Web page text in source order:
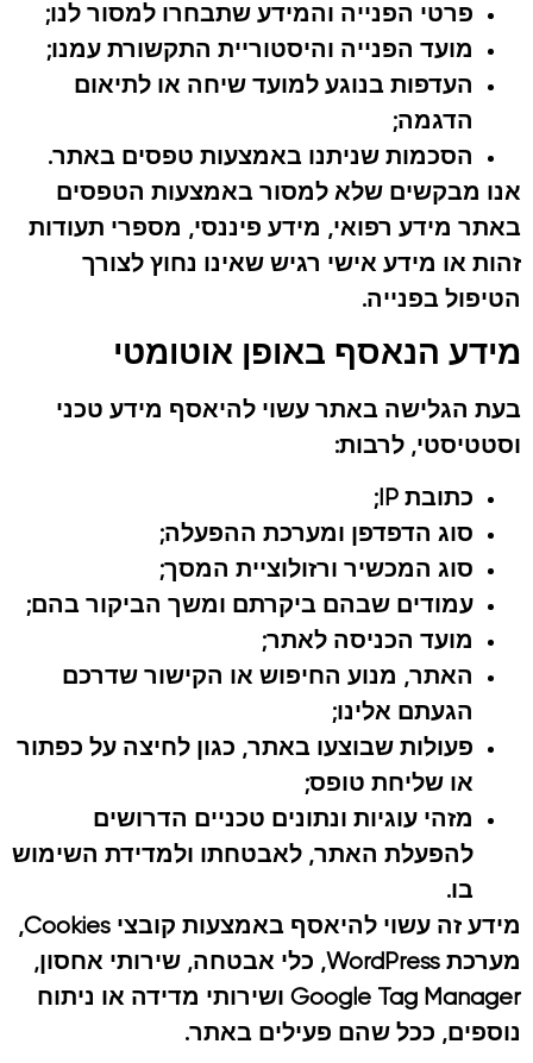
פרטי הפנייה והמידע שתבחרו למסור לנו;
מועד הפנייה והיסטוריית התקשורת עמנו;
העדפות בנוגע למועד שיחה או לתיאום
הדגמה;
הסכמות שניתנו באמצעות טפסים באתר.
אנו מבקשים שלא למסור באמצעות הטפסים
באתר מידע רפואי, מידע פיננסי, מספרי תעודות
זהות או מידע אישי רגיש שאינו נחוץ לצורך
הטיפול בפנייה.
מידע הנאסף באופן אוטומטי
בעת הגלישה באתר עשוי להיאסף מידע טכני
וסטטיסטי, לרבות:
כתובת IP;
סוג הדפדפן ומערכת ההפעלה;
סוג המכשיר ורזולוציית המסך;
עמודים שבהם ביקרתם ומשך הביקור בהם;
מועד הכניסה לאתר;
האתר, מנוע החיפוש או הקישור שדרכם
הגעתם אלינו;
פעולות שבוצעו באתר, כגון לחיצה על כפתור
או שליחת טופס;
מזהי עוגיות ונתונים טכניים הדרושים
להפעלת האתר, לאבטחתו ולמדידת השימוש
בו.
מידע זה עשוי להיאסף באמצעות קובצי Cookies,
מערכת WordPress, כלי אבטחה, שירותי אחסון,
Google Tag Manager ושירותי מדידה או ניתוח
נוספים, ככל שהם פעילים באתר.